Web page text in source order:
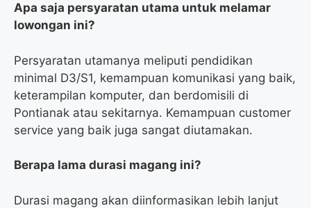
Apa saja persyaratan utama untuk melamar
lowongan ini?
Persyaratan utamanya meliputi pendidikan
minimal D3/S1, kemampuan komunikasi yang baik,
keterampilan komputer, dan berdomisili di
Pontianak atau sekitarnya. Kemampuan customer
service yang baik juga sangat diutamakan.
Berapa lama durasi magang ini?
Durasi magang akan diinformasikan lebih lanjut